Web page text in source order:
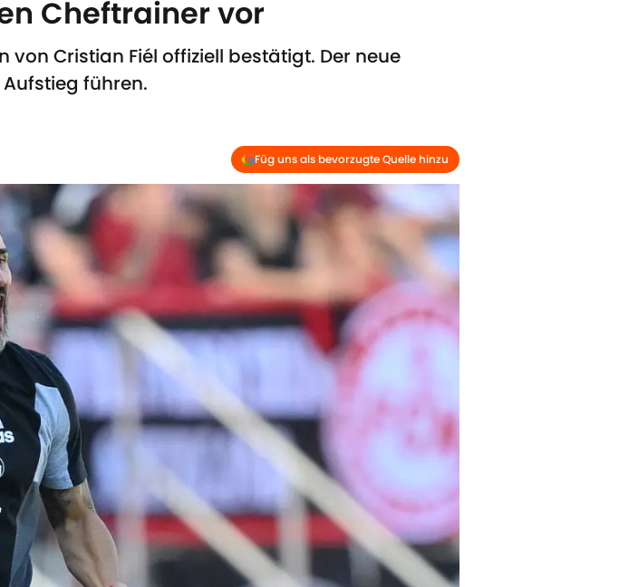
Cheftrainer vor
Cristian Fiél offiziell bestätigt. Der neue
führen.
Füg uns als bevorzugte Quelle hinzu